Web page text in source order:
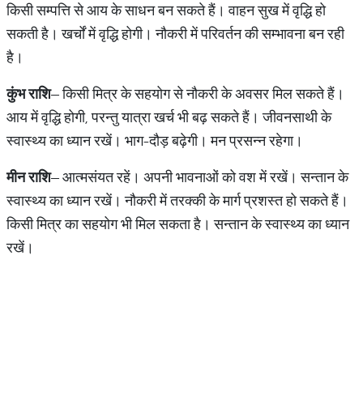
किसी सम्पत्ति से आय के साधन बन सकते हैं। वाहन सुख में वृद्धि हो
सकती है। खर्चों में वृद्धि होगी। नौकरी में परिवर्तन की सम्भावना बन रही
है।
कुंभ राशि– किसी मित्र के सहयोग से नौकरी के अवसर मिल सकते हैं।
आय में वृद्धि होगी, परन्तु यात्रा खर्च भी बढ़ सकते हैं। जीवनसाथी के
स्वास्थ्य का ध्यान रखें। भाग-दौड़ बढ़ेगी। मन प्रसन्न रहेगा।
मीन राशि– आत्मसंयत रहें। अपनी भावनाओं को वश में रखें। सन्तान के
स्वास्थ्य का ध्यान रखें। नौकरी में तरक्की के मार्ग प्रशस्त हो सकते हैं।
किसी मित्र का सहयोग भी मिल सकता है। सन्तान के स्वास्थ्‍य का ध्यान
रखें।